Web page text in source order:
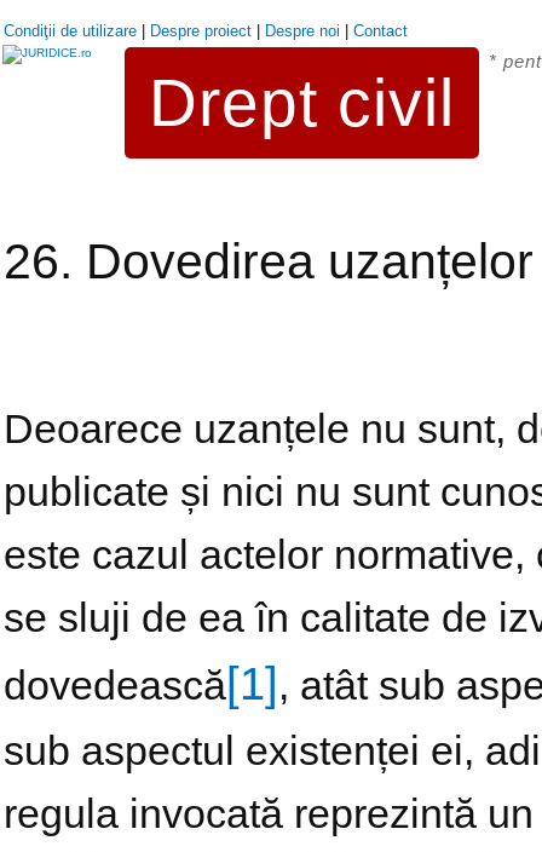
Condiţii de utilizare| Despre proiect| Despre noi Contact
Drept civil
*
26. Dovedirea
Deoarece uzanțele nu sunt,
publicate și nici nu sunt
este cazul actelor
se sluji de ea în calitate de
dovedească[1] , atât sub
sub aspectul existenței ei,
regula invocată reprezintă